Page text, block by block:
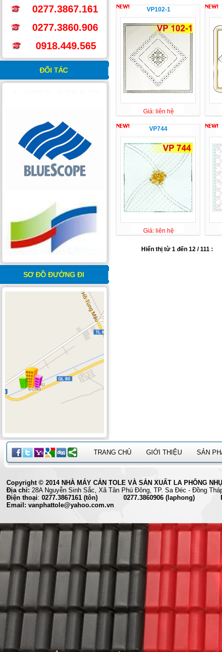
0277.3867.161
0277.3860.906
0918.449.565
ĐỐI TÁC
SƠ ĐỒ ĐƯỜNG ĐI
VP102-1
Giá: liên hệ
VP744
Giá: liên hệ
Hiển thị từ 1 đến 12 / 111 :
TRANG CHỦ GIỚI THIỆU SẢN
Copyright © 2014 NHÀ MÁY CÁN TOLE VÀ SẢN XUẤT LA PHÔNG
Địa chỉ: 28A Nguyễn Sinh Sắc, Xã Tân Phú Đông, TP. Sa
Điện thoại: 0277.3867161 (tôn) 0277.3860906 (laphong)
Email: vanphattole@yahoo.com.vn